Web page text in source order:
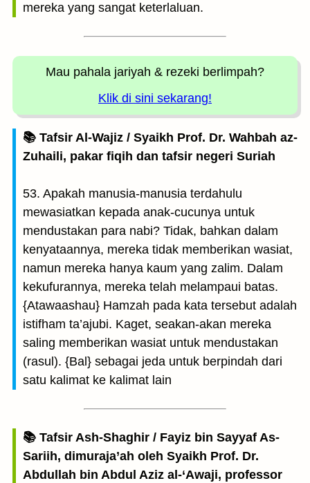
mereka yang sangat keterlaluan.
Mau pahala jariyah & rezeki berlimpah?
Klik di sini sekarang!
📚 Tafsir Al-Wajiz / Syaikh Prof. Dr. Wahbah az-
Zuhaili, pakar fiqih dan tafsir negeri Suriah
53. Apakah manusia-manusia terdahulu
mewasiatkan kepada anak-cucunya untuk
mendustakan para nabi? Tidak, bahkan dalam
kenyataannya, mereka tidak memberikan wasiat,
namun mereka hanya kaum yang zalim. Dalam
kekufurannya, mereka telah melampaui batas.
{Atawaashau} Hamzah pada kata tersebut adalah
istifham ta’ajubi. Kaget, seakan-akan mereka
saling memberikan wasiat untuk mendustakan
(rasul). {Bal} sebagai jeda untuk berpindah dari
satu kalimat ke kalimat lain
📚 Tafsir Ash-Shaghir / Fayiz bin Sayyaf As-
Sariih, dimuraja’ah oleh Syaikh Prof. Dr.
Abdullah bin Abdul Aziz al-‘Awaji, professor